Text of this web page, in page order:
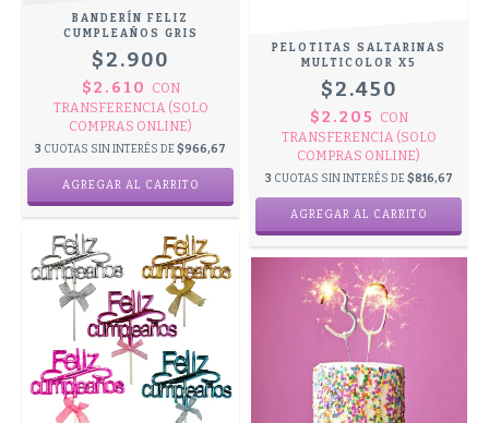
BANDERÍN FELIZ
CUMPLEAÑOS GRIS
$2.900
$2.610
CON
TRANSFERENCIA (SOLO
COMPRAS ONLINE)
3 CUOTAS SIN INTERÉS DE $966,67
PELOTITAS SALTARINAS
MULTICOLOR X5
$2.450
$2.205
CON
TRANSFERENCIA (SOLO
COMPRAS ONLINE)
3 CUOTAS SIN INTERÉS DE $816,67